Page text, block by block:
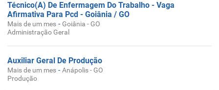
Técnico(A) De Enfermagem Do Trabalho - Vaga
Afirmativa Para Pcd - Goiânia / GO
Mais de um mes - Goiânia - GO
Administração Geral
Auxiliar Geral De Produção
Mais de um mes -Anápolis - GO
Produção